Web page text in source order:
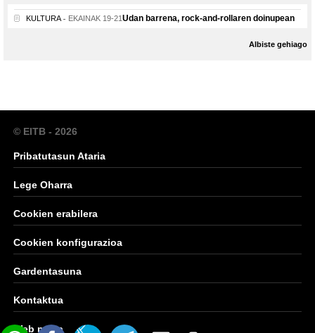
KULTURA EKAINAK 19-21Udan barrena, rock-and-rollaren doinupean
Albiste gehiago
© EITB - 2026
Pribatutasun Ataria
Lege Oharra
Cookien erabilera
Cookien konfigurazioa
Gardentasuna
Kontaktua
Web mapa